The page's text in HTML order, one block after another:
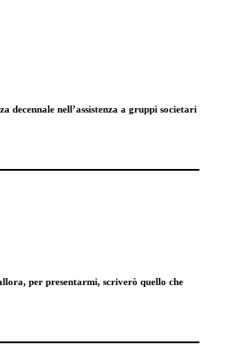
decennale nell’assistenza a gruppi societari
per presentarmi, scriverò quello che